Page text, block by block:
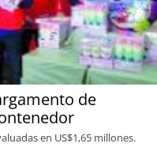
de
en US$1,65 millones.